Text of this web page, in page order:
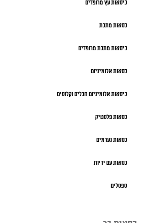
כיסאות עץ מרופדים
כסאות מתכת
כיסאות מתכת מרופדים
כסאות אלומיניום
כיסאות אלומיניום חבלים וקלועים
כסאות פלסטיק
כסאות נערמים
כסאות עם ידיות
ספסלים